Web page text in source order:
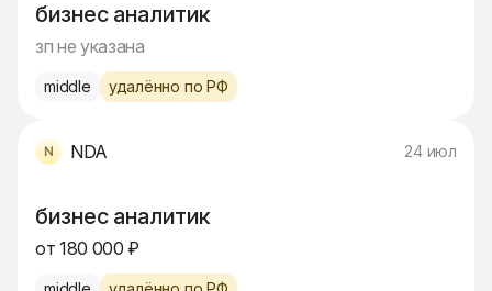
бизнес аналитик
зп не указана
middle удалённо по РФ
NDA 24 июл
бизнес аналитик
от 180 000 ₽